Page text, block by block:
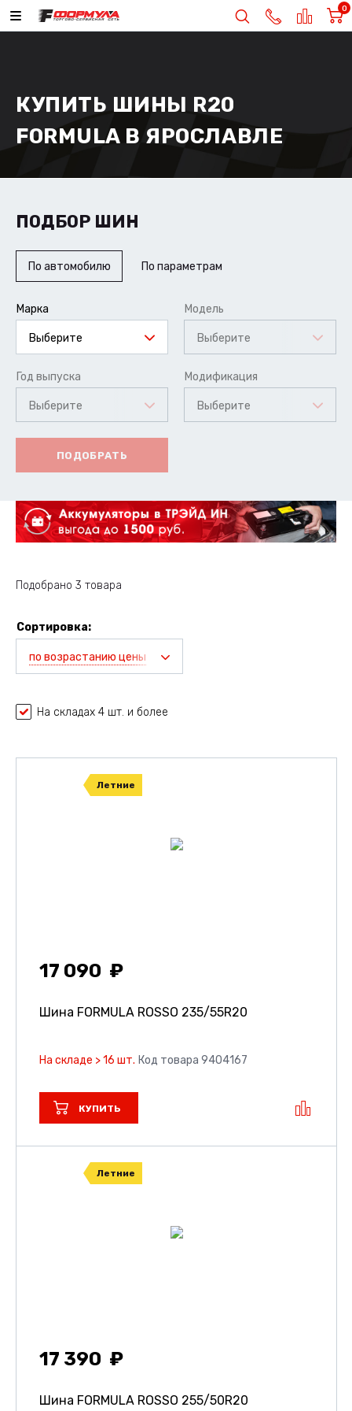
0
КУПИТЬ ШИНЫ R20
FORMULA В ЯРОСЛАВЛЕ
ПОДБОР ШИН
По автомобилю По параметрам
Марка
Выберите
Модель
Выберите
Год выпуска
Выберите
Модификация
Выберите
ПОДОБРАТЬ
Подобрано 3 товара
Сортировка:
по возрастанию цены
На складах 4 шт. и более
Летние
17 090
Шина FORMULA ROSSO 235/55R20
На складе > 16 шт. Код товара 9404167
КУПИТЬ
Летние
17 390
Шина FORMULA ROSSO 255/50R20